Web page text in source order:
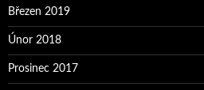
Březen 2019
Únor 2018
Prosinec 2017